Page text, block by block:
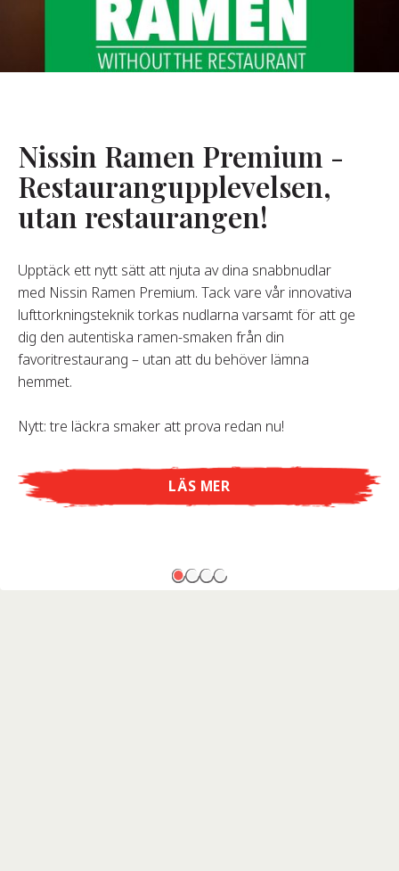
Vanliga
Nissin Ramen Premium -
Restaurangupplevelsen,
utan restaurangen!
Upptäck ett nytt sätt att njuta av dina snabbnudlar
med Nissin Ramen Premium. Tack vare vår innovativa
lufttorkningsteknik torkas nudlarna varsamt för att ge
dig den autentiska ramen-smaken från din
favoritrestaurang – utan att du behöver lämna
hemmet.
Nytt: tre läckra smaker att prova redan nu!
LÄS MER